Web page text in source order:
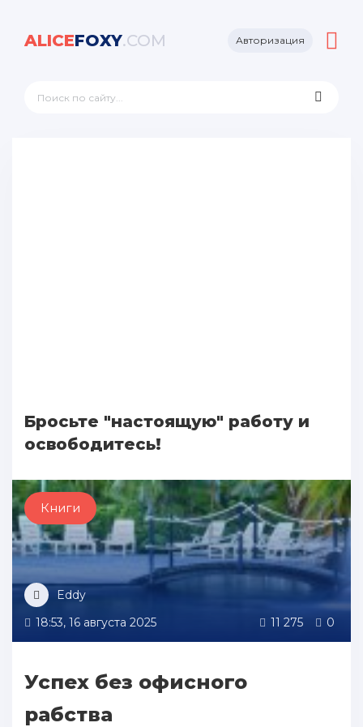
ALICEFOXY.COM Авторизация
Бросьте "настоящую" работу и
освободитесь!
Книги
Eddy
18:53, 16 августа 2025
11 275 0
Успех без офисного
рабства